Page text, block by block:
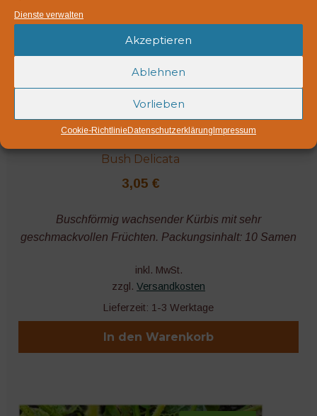
Dienste verwalten
Akzeptieren
Ablehnen
Vorlieben
Cookie-RichtlinieDatenschutzerklärung Impressum
Bush Delicata
3,05 €
Buschförmig wachsender Kürbis mit sehr
geschmackvollen Früchten. Packungsinhalt: 10 Samen
inkl. MwSt.
zzgl. Versandkosten
Lieferzeit: 1-3 Werktage
In den Warenkorb